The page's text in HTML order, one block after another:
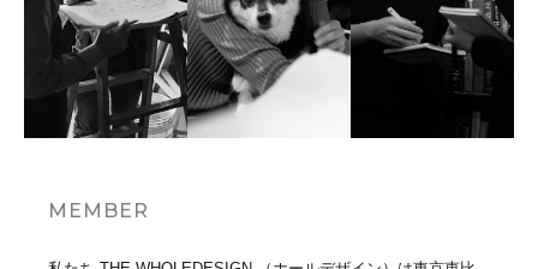
MEMBER